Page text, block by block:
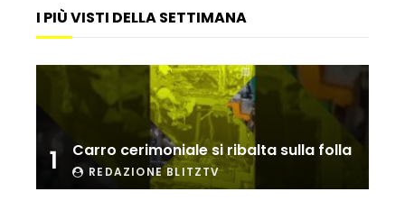
I PIÙ VISTI DELLA SETTIMANA
1 Carro cerimoniale si ribalta sulla folla
REDAZIONE BLITZTV